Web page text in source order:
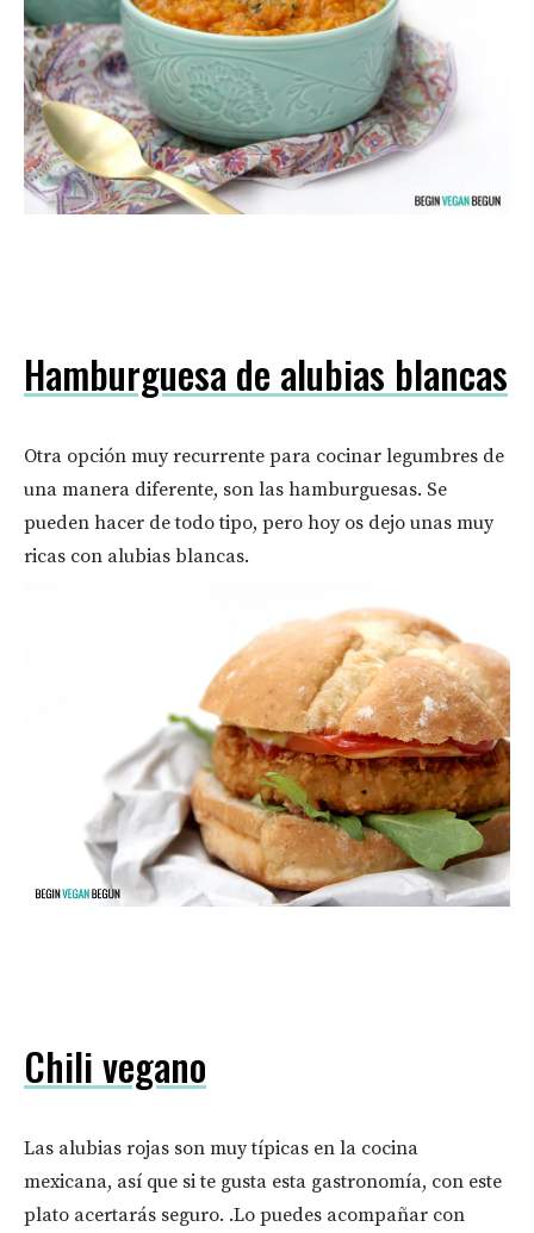
Hamburguesa de alubias blancas
Otra opción muy recurrente para cocinar legumbres de
una manera diferente, son las hamburguesas. Se
pueden hacer de todo tipo, pero hoy os dejo unas muy
ricas con alubias blancas.
Chili vegano
Las alubias rojas son muy típicas en la cocina
mexicana, así que si te gusta esta gastronomía, con este
plato acertarás seguro. .Lo puedes acompañar con